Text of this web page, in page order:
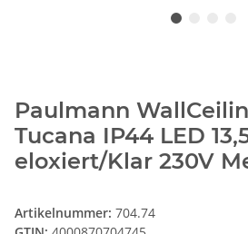
Paulmann
Tucana IP44 LED
eloxiert/Klar 230V
Artikelnummer: 704.74